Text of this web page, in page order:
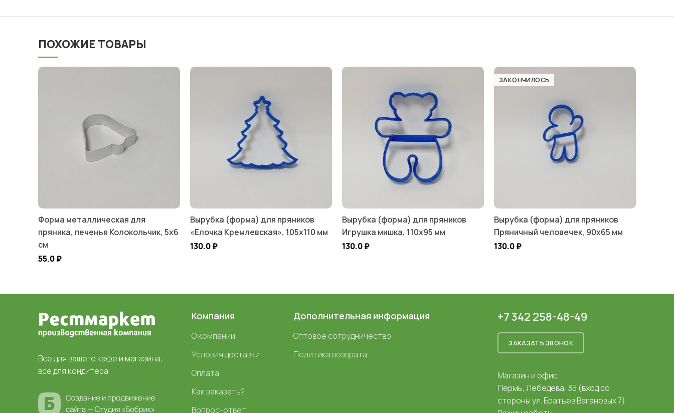
ПОХОЖИЕ ТОВАРЫ
Форма металлическая для
пряника, печенья Колокольчик, 5х6
см
55.0₽
Вырубка (форма) для пряников
«Елочка Кремлевская», 105х110 мм
130.0₽
Вырубка (форма) для пряников
Игрушка мишка, 110х95 мм
130.0₽
ЗАКОНЧИЛОСЬ
Вырубка (форма) для пряников
Пряничный человечек, 90х65 мм
130.0₽
Все для вашего кафе и магазина,
все для кондитера
Компания
О компании
Условия доставки
Оплата
Как заказать?
Вопрос-ответ
Дополнительная информация
Оптовое сотрудничество
Политика возврата
+7 342 258-48-49
ЗАКАЗАТЬ ЗВОНОК
Магазин и офис
Пермь, Лебедева, 35 (вход со
стороны ул. Братьев Вагановых 7)